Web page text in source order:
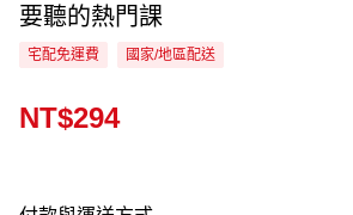
要聽的熱門課
宅配免運費 國家/地區配送
NT$294